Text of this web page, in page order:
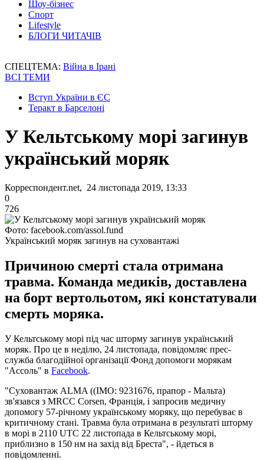
Шоу-бізнес
Спорт
Lifestyle
БЛОГИ ЧИТАЧІВ
СПЕЦТЕМА: Війна в Ірані
ВСІ ТЕМИ
Вступ України в ЄС
Теракт в Барселоні
У Кельтському морі загинув
український моряк
Корреспондент.net, 24 листопада 2019, 13:33
0
726
Фото: facebook.com/assol.fund
Український моряк загинув на суховантажі
Причиною смерті стала отримана
травма. Команда медиків, доставлена
на борт вертольотом, які констатували
смерть моряка.
У Кельтському морі під час шторму загинув український
моряк. Про це в неділю, 24 листопада, повідомляє прес-
служба благодійної організації Фонд допомоги морякам
"Ассоль" в Facebook.
"Суховантаж ALMA ((IMO: 9231676, прапор - Мальта)
зв'язався з MRCC Corsen, Франція, і запросив медичну
допомогу 57-річному українському моряку, що перебуває в
критичному стані. Травма була отримана в результаті шторму
в морі в 2110 UTC 22 листопада в Кельтському морі,
приблизно в 150 нм на захід від Бреста", - йдеться в
повідомленні.